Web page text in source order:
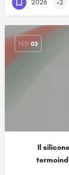
2026 +2
FEB 03
Il